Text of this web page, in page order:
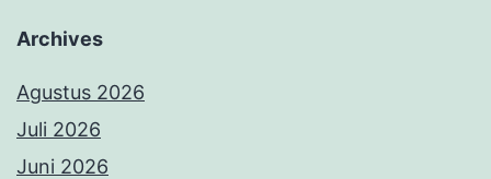
Archives
Agustus 2026
Juli 2026
Juni 2026